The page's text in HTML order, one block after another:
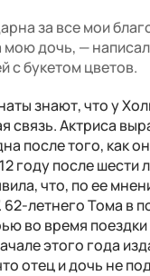
за все мои
мою дочь, —
с букетом цветов.
знают, что у
связь. Актриса
после того, как
году после шести
что, по ее
62-летнего Тома в
во время
этого года
отец и дочь не